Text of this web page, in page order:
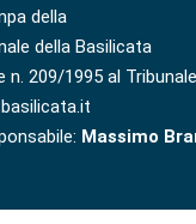
della
della Basilicata
n. 209/1995 al
Massimo